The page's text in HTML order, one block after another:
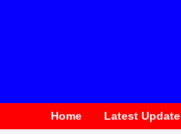
Home Latest Update